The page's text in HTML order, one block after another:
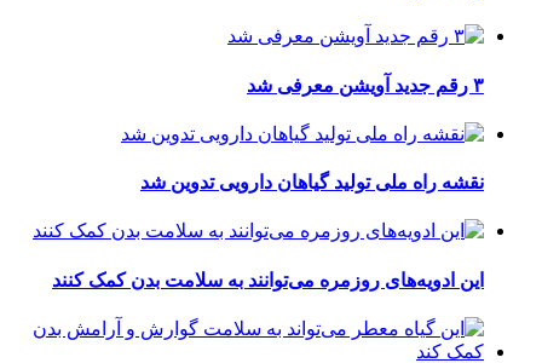
۳ رقم جدید آویشن معرفی شد
نقشه راه ملی تولید گیاهان دارویی تدوین شد
این ادویه‌های روزمره می‌توانند به سلامت بدن کمک کنند